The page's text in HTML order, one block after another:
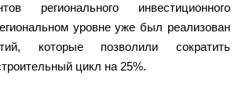
регионального инвестиционного
уровне уже был реализован
которые позволили сократить
цикл на 25%.